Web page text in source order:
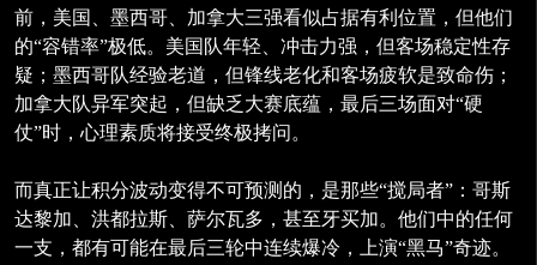
前，美国、墨西哥、加拿大三强看似占据有利位置，但他们
的“容错率”极低。美国队年轻、冲击力强，但客场稳定性存
疑；墨西哥队经验老道，但锋线老化和客场疲软是致命伤；
加拿大队异军突起，但缺乏大赛底蕴，最后三场面对“硬
仗”时，心理素质将接受终极拷问。
而真正让积分波动变得不可预测的，是那些“搅局者”：哥斯
达黎加、洪都拉斯、萨尔瓦多，甚至牙买加。他们中的任何
一支，都有可能在最后三轮中连续爆冷，上演“黑马”奇迹。